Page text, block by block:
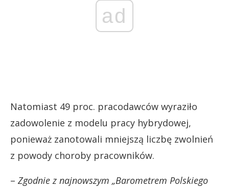
ad
Natomiast 49 proc. pracodawców wyraziło
zadowolenie z modelu pracy hybrydowej,
ponieważ zanotowali mniejszą liczbę zwolnień
z powody choroby pracowników.
– Zgodnie z najnowszym „Barometrem Polskiego